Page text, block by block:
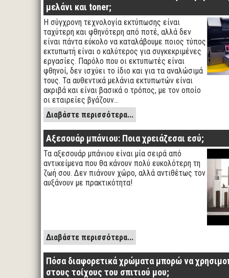
μελάνι και toner;
Η σύγχρονη τεχνολογία εκτύπωσης είναι
ταχύτερη και φθηνότερη από ποτέ, αλλά δεν
είναι πάντα εύκολο να καταλάβουμε ποιος τύπος
εκτυπωτή είναι ο καλύτερος για συγκεκριμένες
εργασίες. Παρόλο που οι εκτυπωτές είναι
φθηνοί, δεν ισχύει το ίδιο και για τα αναλώσιμά
τους. Τα αυθεντικά μελάνια εκτυπωτών είναι
ακριβά και είναι βασικά ο τρόπος, με τον οποίο
οι εταιρείες βγάζουν…
Διαβάστε περισσότερα...
Αξεσουάρ μπάνιου: Ποια χρειάζεσαι εσύ;
Τα αξεσουάρ μπάνιου είναι μία σειρά από
αντικείμενα που θα κάνουν πολύ ευκολότερη τη
ζωή σου. Δεν πιάνουν χώρο, αλλά αντιθέτως τον
αυξάνουν με πρακτικότητα!
Διαβάστε περισσότερα...
Πόσα διαφορετικά χρώματα μπορώ να
στους τοίχους του σπιτιού μου;